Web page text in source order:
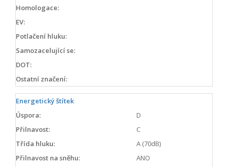
Homologace:
EV:
Potlačení hluku:
Samozacelující se:
DOT:
Ostatní značení:
Energetický štítek
Úspora:
D
Přilnavost:
C
Třída hluku:
A (70dB)
Přilnavost na sněhu:
ANO